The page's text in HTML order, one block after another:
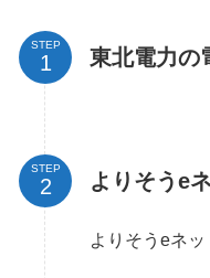
STEP 東北電力の
STEP よりそうe
よりそうeネ